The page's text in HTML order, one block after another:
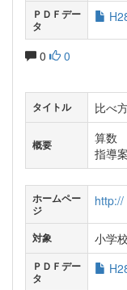
ＰＤＦデー
タ
0 0
タイトル 比べ
概要
算数
指導
ホームペー
ジ
http://
対象 小学校
ＰＤＦデー
タ